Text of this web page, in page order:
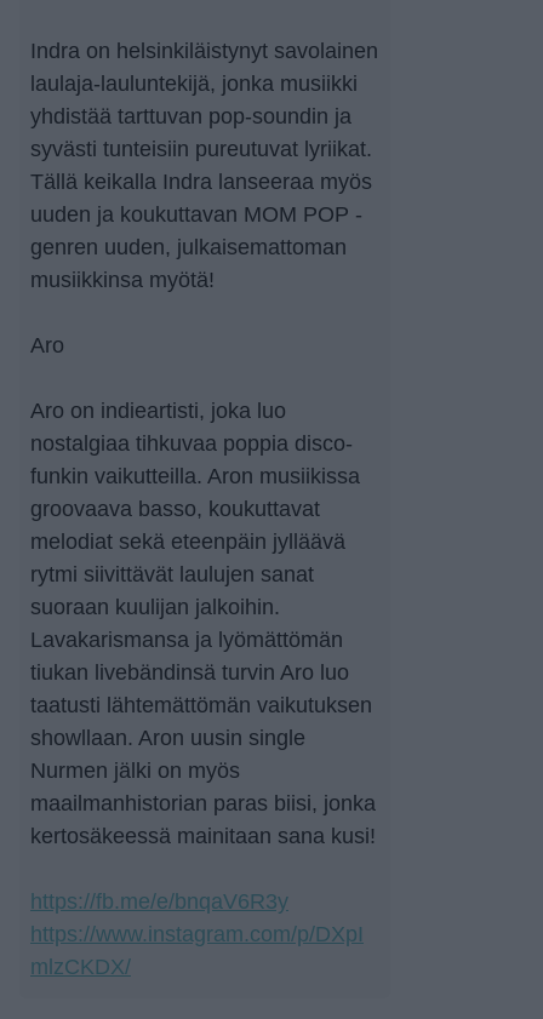
Indra on helsinkiläistynyt savolainen
laulaja-lauluntekijä, jonka musiikki
yhdistää tarttuvan pop-soundin ja
syvästi tunteisiin pureutuvat lyriikat.
Tällä keikalla Indra lanseeraa myös
uuden ja koukuttavan MOM POP -
genren uuden, julkaisemattoman
musiikkinsa myötä!
Aro
Aro on indieartisti, joka luo
nostalgiaa tihkuvaa poppia disco-
funkin vaikutteilla. Aron musiikissa
groovaava basso, koukuttavat
melodiat sekä eteenpäin jylläävä
rytmi siivittävät laulujen sanat
suoraan kuulijan jalkoihin.
Lavakarismansa ja lyömättömän
tiukan livebändinsä turvin Aro luo
taatusti lähtemättömän vaikutuksen
showllaan. Aron uusin single
Nurmen jälki on myös
maailmanhistorian paras biisi, jonka
kertosäkeessä mainitaan sana kusi!
https://fb.me/e/bnqaV6R3y
https://www.instagram.com/p/DXpI
mlzCKDX/